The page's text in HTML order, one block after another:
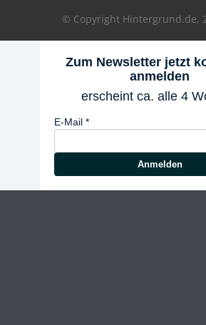
© Copyright Hintergrund.de,
Zum Newsletter jetzt
anmelden
erscheint ca. alle 4
E-Mail
Anmelden